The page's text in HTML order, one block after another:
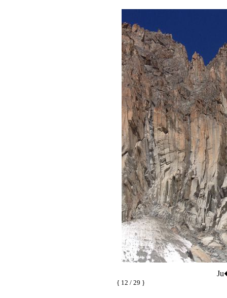
{ 12 / 29 }